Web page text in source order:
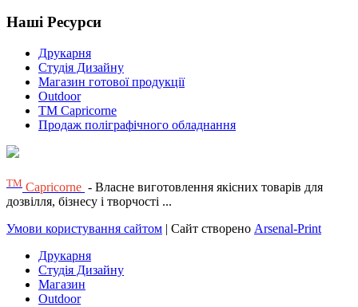
Наші Ресурси
Друкарня
Студія Дизайну
Магазин готової продукції
Outdoor
TM Capricorne
Продаж поліграфічного обладнання
ТМ Capricorne - Власне виготовлення якісних товарів для
дозвілля, бізнесу і творчості ...
Умови користування сайтом | Сайт створено Arsenal-Print
Друкарня
Студія Дизайну
Магазин
Outdoor